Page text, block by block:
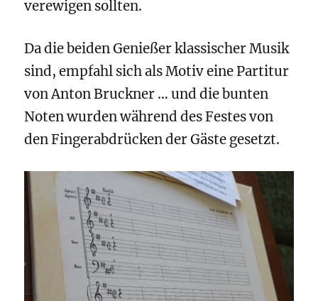
verewigen sollten.
Da die beiden Genießer klassischer Musik
sind, empfahl sich als Motiv eine Partitur
von Anton Bruckner … und die bunten
Noten wurden während des Festes von
den Fingerabdrücken der Gäste gesetzt.